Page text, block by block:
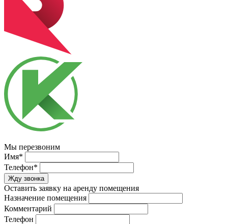
Мы перезвоним
Имя*
Телефон*
Оставить заявку на аренду помещения
Назначение помещения
Комментарий
Телефон